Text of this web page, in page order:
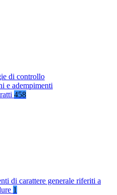
di controllo
e adempimenti
458
di carattere generale riferiti a
1